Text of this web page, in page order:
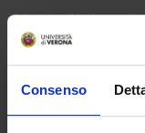
Consenso
MUR - Ministero
Finanziamento:
PARTECIPANTI